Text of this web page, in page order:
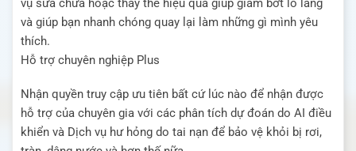
vụ sửa chữa hoặc thay thế hiệu quả giúp giảm bớt lo l ắng
và giúp bạn nhanh chóng quay l ại l àm những gì mình yêu
thích.
Hỗ trợ chuyên nghiệp Plus
Nhận quyền truy cập ưu tiên bất cứl úc nào để nhận được
hỗ trợ của chuyên gia với các phân tích dự đoán do AI điều
khiển và Dịch vụ hưhỏng do tai nạn để bảo vệ khỏi bị rơi,